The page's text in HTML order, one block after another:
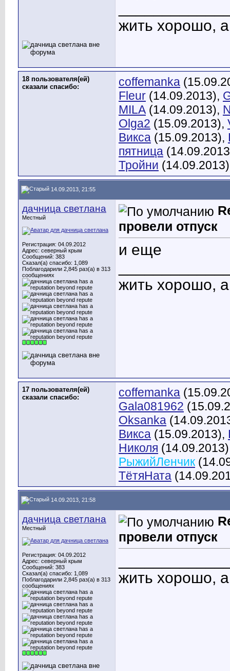
жить хорошо,
18 пользователя(ей)
сказали cпасибо:
coffemanka
Fleur (14.09.2013),
MILA (14.09.2013),
Olga2 (15.09.2013),
Викса (15.09.2013),
пятница
Тройни (14.09.2013)
14.09.2013, 21:55
дачница светлана
Местный
Регистрация: 04.09.2012
Адрес: северный крым
Сообщений: 383
Сказал(а) спасибо: 1,089
Поблагодарили 2,845 раз(а) в 313
сообщениях
провели отпуск
и еще
жить хорошо,
17 пользователя(ей)
сказали cпасибо:
coffemanka
Gala081962
Oksanka
Викса (15.09.2013),
Николя
РыжийЛенчик
ТётяНата
14.09.2013, 21:58
дачница светлана
Местный
Регистрация: 04.09.2012
Адрес: северный крым
Сообщений: 383
Сказал(а) спасибо: 1,089
Поблагодарили 2,845 раз(а) в 313
сообщениях
провели отпуск
жить хорошо,